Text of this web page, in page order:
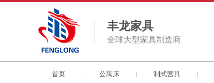
丰龙家具
全球大型家具制造商
首页 公寓床 制式营具